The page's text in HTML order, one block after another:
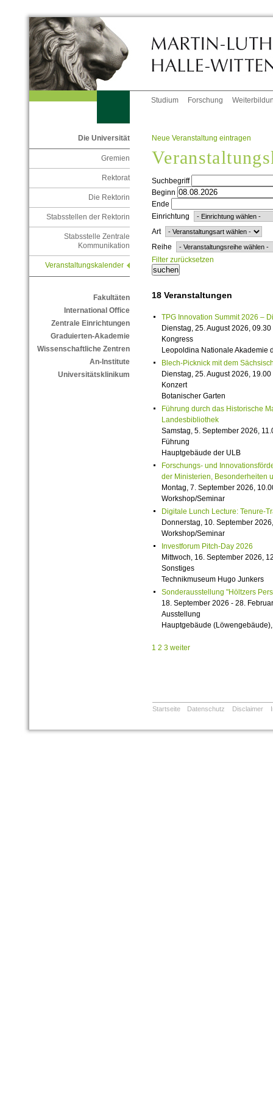
Studium Forschung
Die Universität
Gremien
Rektorat
Die Rektorin
Stabsstellen der Rektorin
Stabsstelle Zentrale
Kommunikation
Veranstaltungskalender
Fakultäten
International Office
Zentrale Einrichtungen
Graduierten-Akademie
Wissenschaftliche Zentren
An-Institute
Universitätsklinikum
Neue Veranstaltung eintragen
Suchbegriff
Beginn
Ende
Einrichtung
Art
Reihe
Filter zurücksetzen
18 Veranstaltungen
TPG Innovation Summit 2026 –
Dienstag, 25. August 2026,
Kongress
Leopoldina Nationale Akademie
Blech-Picknick mit dem
Dienstag, 25. August 2026,
Konzert
Botanischer Garten
Führung durch das Historische
Landesbibliothek
Samstag, 5. September 2026,
Führung
Hauptgebäude der ULB
Forschungs- und
der Ministerien, Besonderheiten
Montag, 7. September 2026,
Workshop/Seminar
Digitale Lunch Lecture: Tenure-
Donnerstag, 10. September
Workshop/Seminar
Investforum Pitch-Day 2026
Mittwoch, 16. September 2026,
Sonstiges
Technikmuseum Hugo Junkers
Sonderausstellung "Höltzers
18. September 2026 - 28.
Ausstellung
Hauptgebäude
1 2 3 weiter
Startseite Datenschutz Disclaimer